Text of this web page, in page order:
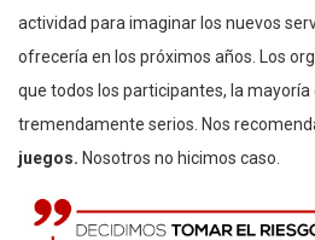
actividad para imaginar los nuevos
ofrecería en los próximos años. Los
que todos los participantes, la mayoría
tremendamente serios. Nos
juegos. Nosotros no hicimos caso.